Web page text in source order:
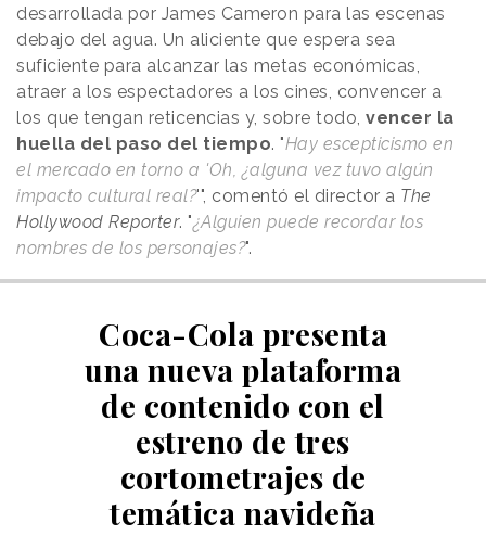
desarrollada por James Cameron para las escenas
debajo del agua. Un aliciente que espera sea
suficiente para alcanzar las metas económicas,
atraer a los espectadores a los cines, convencer a
los que tengan reticencias y, sobre todo, vencer la
huella del paso del tiempo. "Hay escepticismo en
el mercado en torno a 'Oh, ¿alguna vez tuvo algún
impacto cultural real?'", comentó el director a The
Hollywood Reporter. "¿Alguien puede recordar los
nombres de los personajes?".
Coca-Cola presenta
una nueva plataforma
de contenido con el
estreno de tres
cortometrajes de
temática navideña